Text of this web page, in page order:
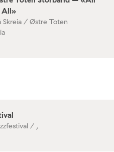
All»
Skreia / Østre Toten
/ ,